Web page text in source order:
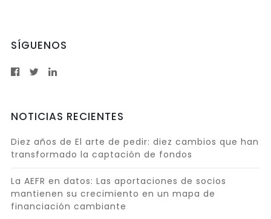
SÍGUENOS
NOTICIAS RECIENTES
Diez años de El arte de pedir: diez cambios que han
transformado la captación de fondos
La AEFR en datos: Las aportaciones de socios
mantienen su crecimiento en un mapa de
financiación cambiante